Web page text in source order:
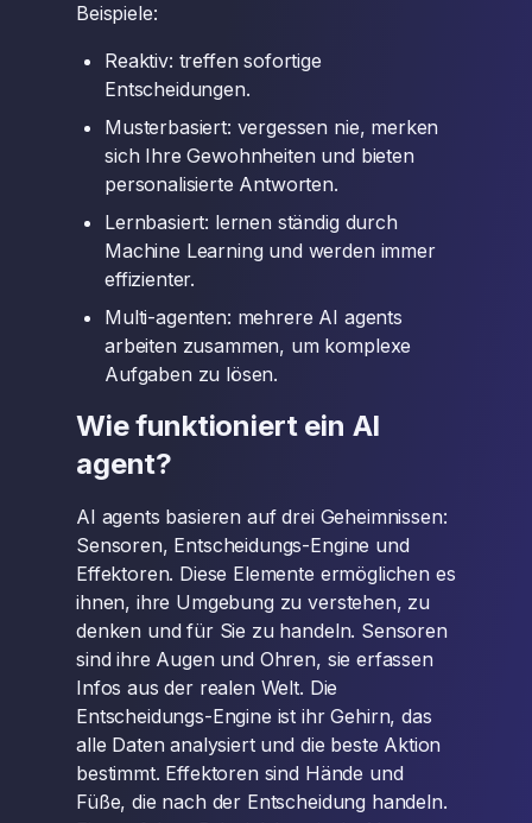
Beispiele:
Reaktiv: treffen sofortige
Entscheidungen.
Musterbasiert: vergessen nie, merken
sich Ihre Gewohnheiten und bieten
personalisierte Antworten.
Lernbasiert: lernen ständig durch
Machine Learning und werden immer
effizienter.
Multi-agenten: mehrere AI agents
arbeiten zusammen, um komplexe
Aufgaben zu lösen.
Wie funktioniert ein AI
agent?
AI agents basieren auf drei Geheimnissen:
Sensoren, Entscheidungs-Engine und
Effektoren. Diese Elemente ermöglichen es
ihnen, ihre Umgebung zu verstehen, zu
denken und für Sie zu handeln. Sensoren
sind ihre Augen und Ohren, sie erfassen
Infos aus der realen Welt. Die
Entscheidungs-Engine ist ihr Gehirn, das
alle Daten analysiert und die beste Aktion
bestimmt. Effektoren sind Hände und
Füße, die nach der Entscheidung handeln.